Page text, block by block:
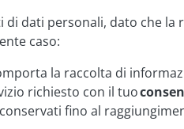
dati personali, dato che la
caso:
la raccolta di
richiesto con il tuo
fino al